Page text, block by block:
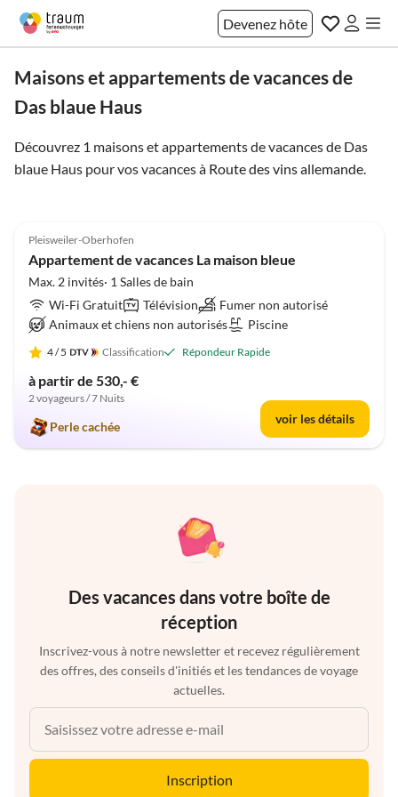
Devenez hôte
Maisons et appartements de vacances de
Das blaue Haus
Découvrez 1 maisons et appartements de vacances de Das
blaue Haus pour vos vacances à Route des vins allemande.
Pleisweiler-Oberhofen
Appartement de vacances La maison bleue
Max. 2 invités· 1 Salles de bain
Wi-Fi Gratuit
Télévision
Fumer non autorisé
Animaux et chiens non autorisés
Piscine
4/ 5 Classification Répondeur Rapide
à partir de 530,- €
2 voyageurs / 7 Nuits
Perle cachée
voir les détails
Des vacances dans votre boîte de
réception
Inscrivez-vous à notre newsletter et recevez régulièrement
des offres, des conseils d'initiés et les tendances de voyage
actuelles.
Inscription